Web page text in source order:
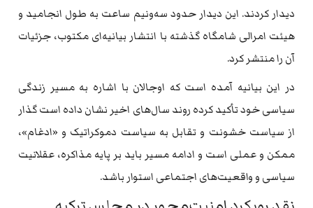
دیدار کردند. این دیدار حدود سه‌ونیم ساعت به طول انجامید و
هیئت امرالی شامگاه گذشته با انتشار بیانیه‌ای مکتوب، جزئیات
آن را منتشر کرد.
در این بیانیه آمده است که اوجالان با اشاره به مسیر زندگی
سیاسی خود تأکید کرده روند سال‌های اخیر نشان داده است گذار
از سیاست خشونت و تقابل به سیاست دموکراتیک و «ادغام»،
ممکن و عملی است و ادامه مسیر باید بر پایه مذاکره، عقلانیت
سیاسی و واقعیت‌های اجتماعی استوار باشد.